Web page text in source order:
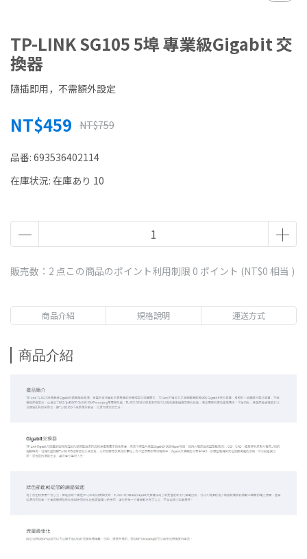
TP-LINK SG105 5埠 專業級Gigabit 交
換器
隨插即用，不需額外設定
NT$459 NT$759
品番: 693536402114
在庫状況: 在庫あり 10
販売数：2 点 この商品のポイント利用制限 0 ポイント (NT$0 相当 )
商品介紹 規格說明 運送方式
商品介紹